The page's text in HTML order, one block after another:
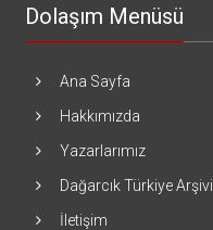
Dolaşım Menüsü
Ana Sayfa
Hakkımızda
Yazarlarımız
Dağarcık Türkiye Arşivi
İletişim